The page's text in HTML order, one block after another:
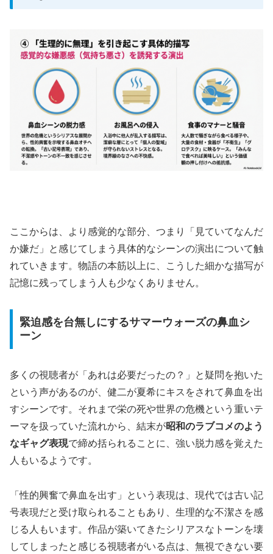
ここからは、より感覚的な部分、つまり「見ていてなんだ
か嫌だ」と感じてしまう具体的なシーンの演出について触
れていきます。物語の本筋以上に、こうした細かな描写が
記憶に残ってしまう人も少なくありません。
緊迫感を台無しにするサマーウォーズの鼻血シ
ーン
多くの視聴者が「あれは必要だったの？」と疑問を抱いた
という声があるのが、健二が夏希にキスをされて鼻血を出
すシーンです。それまで栄の死や世界の危機という重いテ
ーマを扱っていた流れから、結末が昭和のラブコメのよう
なギャグ表現で締め括られることに、強い脱力感を覚えた
人もいるようです。
「性的興奮で鼻血を出す」という表現は、現代では古い記
号表現だと受け取られることもあり、生理的な不潔さを感
じる人もいます。作品が築いてきたシリアスなトーンを壊
してしまったと感じる視聴者がいる点は、無視できない要